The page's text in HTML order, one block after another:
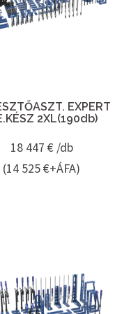
EXPERT
2XL(190db)
18 447 € /db
(14 525 €+ÁFA)